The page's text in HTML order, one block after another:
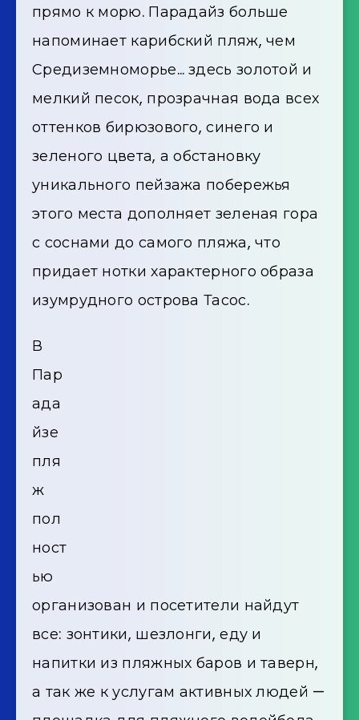
прямо к морю. Парадайз больше
напоминает карибский пляж, чем
Средиземноморье… здесь золотой и
мелкий песок, прозрачная вода всех
оттенков бирюзового, синего и
зеленого цвета, а обстановку
уникального пейзажа побережья
этого места дополняет зеленая гора
с соснами до самого пляжа, что
придает нотки характерного образа
изумрудного острова Тасос.
В
Пар
ада
йзе
пля
ж
пол
ност
ью
организован и посетители найдут
все: зонтики, шезлонги, еду и
напитки из пляжных баров и таверн,
а так же к услугам активных людей —